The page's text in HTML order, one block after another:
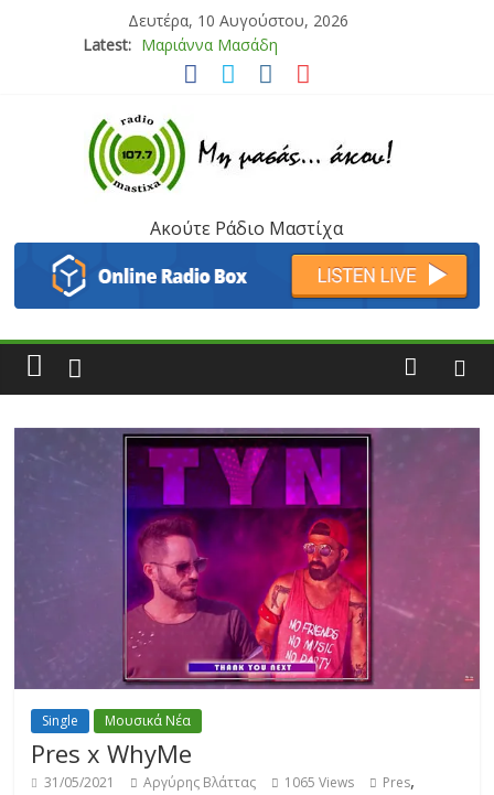
Δευτέρα, 10 Αυγούστου, 2026
Latest: Μαριάννα Μασάδη
Τάνια Μπρεάζου
Μάνος Τρυπιάς & Γιώργος Στρατάκης
Ιορδάνης Αγαπητός
Ακούτε Ράδιο Μαστίχα
Single Μουσικά Νέα
Pres x WhyMe
31/05/2021 Αργύρης Βλάττας 1065 Views Pres,